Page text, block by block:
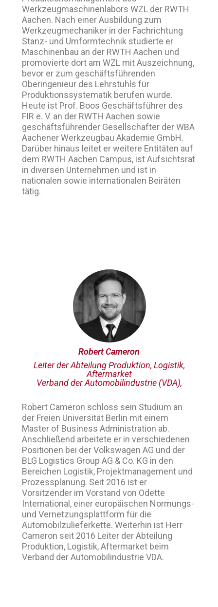
Werkzeugmaschinenlabors WZL der RWTH
Aachen. Nach einer Ausbildung zum
Werkzeugmechaniker in der Fachrichtung
Stanz- und Umformtechnik studierte er
Maschinenbau an der RWTH Aachen und
promovierte dort am WZL mit Auszeichnung,
bevor er zum geschäftsführenden
Oberingenieur des Lehrstuhls für
Produktionssystematik berufen wurde.
Heute ist Prof. Boos Geschäftsführer des
FIR e. V. an der RWTH Aachen sowie
geschäftsführender Gesellschafter der WBA
Aachener Werkzeugbau Akademie GmbH.
Darüber hinaus leitet er weitere Entitäten auf
dem RWTH Aachen Campus, ist Aufsichtsrat
in diversen Unternehmen und ist in
nationalen sowie internationalen Beiräten
tätig.
Robert Cameron schloss sein Studium an
der Freien Universität Berlin mit einem
Master of Business Administration ab.
Anschließend arbeitete er in verschiedenen
Positionen bei der Volkswagen AG und der
BLG Logistics Group AG & Co. KG in den
Bereichen Logistik, Projektmanagement und
Prozessplanung. Seit 2016 ist er
Vorsitzender im Vorstand von Odette
International, einer europäischen Normungs-
und Vernetzungsplattform für die
Automobilzulieferkette. Weiterhin ist Herr
Cameron seit 2016 Leiter der Abteilung
Produktion, Logistik, Aftermarket beim
Verband der Automobilindustrie VDA.
Robert Cameron
Leiter der Abteilung Produktion, Logistik,
Aftermarket
Verband der Automobilindustrie (VDA),